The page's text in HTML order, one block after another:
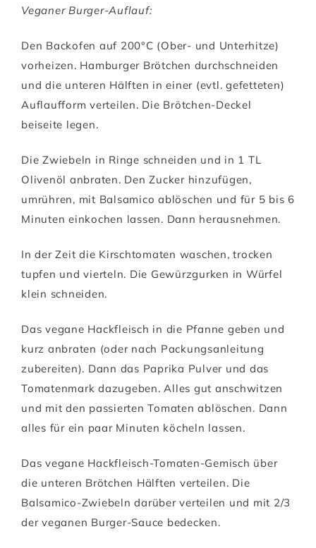
Veganer Burger-Auflauf:
Den Backofen auf 200°C (Ober- und Unterhitze)
vorheizen. Hamburger Brötchen durchschneiden
und die unteren Hälften in einer (evtl. gefetteten)
Auflaufform verteilen. Die Brötchen-Deckel
beiseite legen.
Die Zwiebeln in Ringe schneiden und in 1 TL
Olivenöl anbraten. Den Zucker hinzufügen,
umrühren, mit Balsamico ablöschen und für 5 bis 6
Minuten einkochen lassen. Dann herausnehmen.
In der Zeit die Kirschtomaten waschen, trocken
tupfen und vierteln. Die Gewürzgurken in Würfel
klein schneiden.
Das vegane Hackfleisch in die Pfanne geben und
kurz anbraten (oder nach Packungsanleitung
zubereiten). Dann das Paprika Pulver und das
Tomatenmark dazugeben. Alles gut anschwitzen
und mit den passierten Tomaten ablöschen. Dann
alles für ein paar Minuten köcheln lassen.
Das vegane Hackfleisch-Tomaten-Gemisch über
die unteren Brötchen Hälften verteilen. Die
Balsamico-Zwiebeln darüber verteilen und mit 2/3
der veganen Burger-Sauce bedecken.